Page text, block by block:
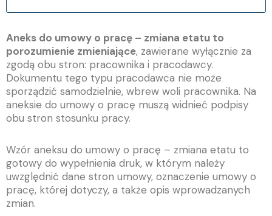
Aneks do umowy o pracę – zmiana etatu to
porozumienie zmieniające, zawierane wyłącznie za
zgodą obu stron: pracownika i pracodawcy.
Dokumentu tego typu pracodawca nie może
sporządzić samodzielnie, wbrew woli pracownika. Na
aneksie do umowy o pracę muszą widnieć podpisy
obu stron stosunku pracy.
Wzór aneksu do umowy o pracę – zmiana etatu to
gotowy do wypełnienia druk, w którym należy
uwzględnić dane stron umowy, oznaczenie umowy o
pracę, której dotyczy, a także opis wprowadzanych
zmian.